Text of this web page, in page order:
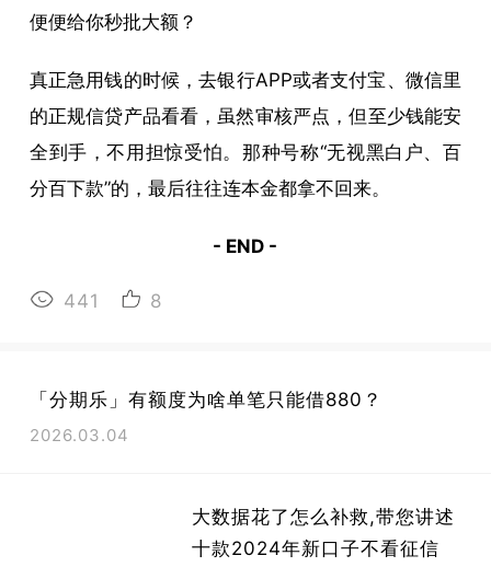
便便给你秒批大额？
真正急用钱的时候，去银行APP或者支付宝、微信里
的正规信贷产品看看，虽然审核严点，但至少钱能安
全到手，不用担惊受怕。那种号称“无视黑白户、百
分百下款”的，最后往往连本金都拿不回来。
- END -
441 8
「分期乐」有额度为啥单笔只能借880？
2026.03.04
大数据花了怎么补救,带您讲述
十款2024年新口子不看征信